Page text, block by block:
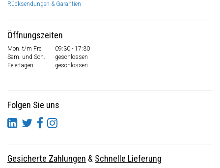
Rücksendungen & Garantien
Öffnungszeiten
Mon. t/m Fre.
09:30 - 17:30
Sam. und Son.
geschlossen
Feiertagen:
geschlossen
Folgen Sie uns
Gesicherte Zahlungen & Schnelle Lieferung